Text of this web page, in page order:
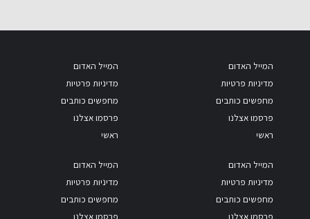
המייל האדום
מדיניות פרטיות
מחפשים כותבים
פרסמו אצלנו
ראשי
המייל האדום
מדיניות פרטיות
מחפשים כותבים
פרסמו אצלנו
ראשי
המייל האדום
מדיניות פרטיות
מחפשים כותבים
פרסמו אצלנו
המייל האדום
מדיניות פרטיות
מחפשים כותבים
פרסמו אצלנו